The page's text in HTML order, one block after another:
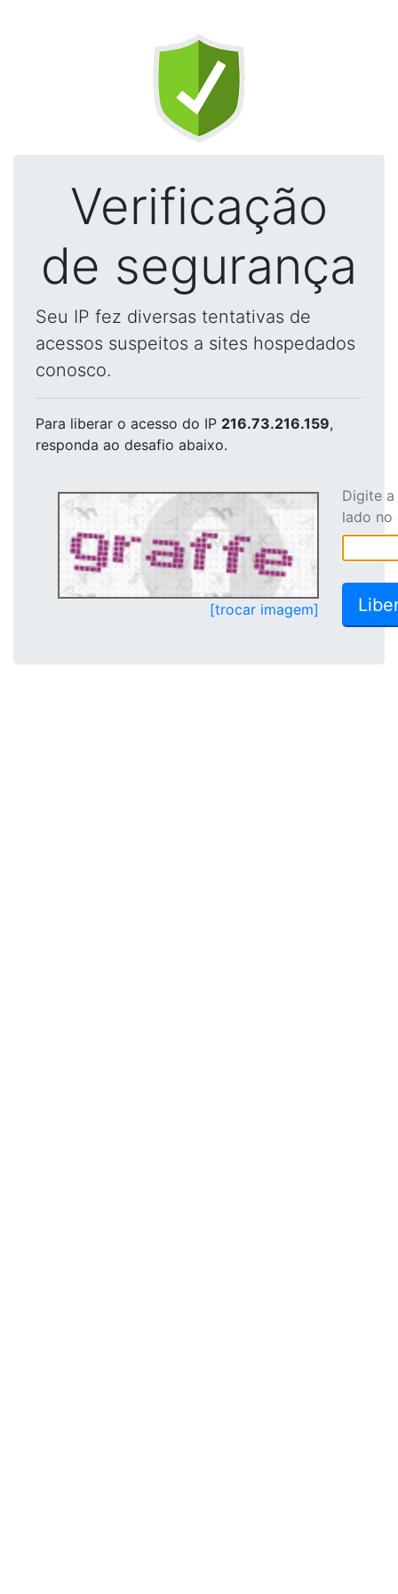
Verificação
de segurança
Seu IP fez diversas tentativas de
acessos suspeitos a sites hospedados
conosco.
Para liberar o acesso do IP 216.73.216.159,
responda ao desafio abaixo.
[trocar imagem]
Digite
lado no